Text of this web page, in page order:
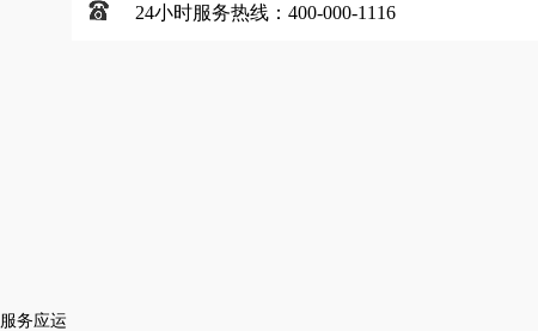
务应运
24小时服务热线：400-000-1116